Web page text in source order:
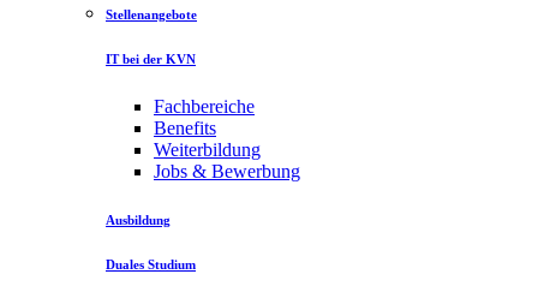
Stellenangebote
IT bei der KVN
Fachbereiche
Benefits
Weiterbildung
Jobs & Bewerbung
Ausbildung
Duales Studium